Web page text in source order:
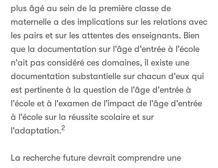
plus âgé au sein de la première classe de
maternelle a des implications sur les relations avec
les pairs et sur les attentes des enseignants. Bien
que la documentation sur l'âge d'entrée à l'école
n'ait pas considéré ces domaines, il existe une
documentation substantielle sur chacun d'eux qui
est pertinente à la question de l'âge d'entrée à
l'école et à l'examen de l'impact de l'âge d'entrée
à l'école sur la réussite scolaire et sur
l'adaptation.2
La recherche future devrait comprendre une